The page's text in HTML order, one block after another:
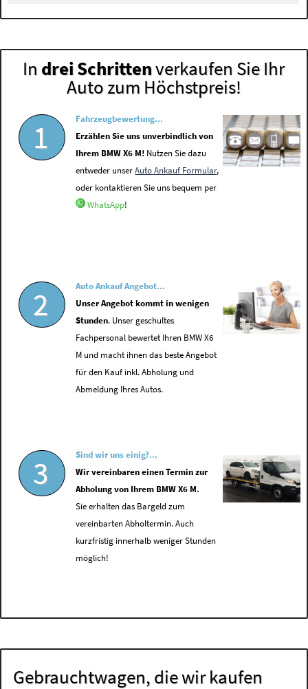
In drei Schrittenverkaufen Sie Ihr
Auto zum Höchstpreis!
1
Fahrzeugbewertung...
Erzählen Sie uns unverbindlich von
Ihrem BMW X6 M! Nutzen Sie dazu
entweder unserAuto Ankauf Formular,
oder kontaktieren Sie uns bequem per
WhatsApp!
2
Auto Ankauf Angebot...
Unser Angebot kommt in wenigen
Stunden. Unser geschultes
Fachpersonal bewertet Ihren BMW X6
M und macht ihnen das beste Angebot
für den Kauf inkl. Abholung und
Abmeldung Ihres Autos.
3
Sind wir uns einig?...
Wir vereinbaren einen Termin zur
Abholung von Ihrem BMW X6 M.
Sie erhalten das Bargeld zum
vereinbarten Abholtermin. Auch
kurzfristig innerhalb weniger Stunden
möglich!
Gebrauchtwagen, die wir kaufen